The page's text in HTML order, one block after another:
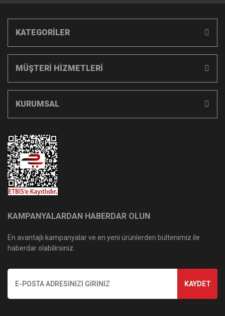
KATEGORİLER
MÜŞTERİ HİZMETLERİ
KURUMSAL
KAMPANYALARDAN HABERDAR OLUN
En avantajlı kampanyalar ve en yeni ürünlerden bültenimiz ile
haberdar olabilirsiniz.
KAYDET